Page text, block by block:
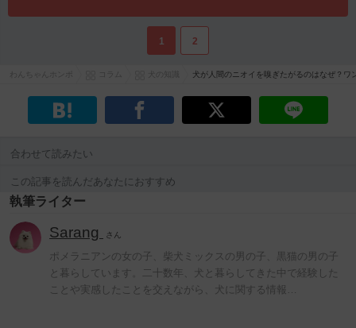
1 2
犬が人間のニオイを嗅ぎたがるのはなぜ？
合わせて読みたい
この記事を読んだあなたにおすすめ
執筆ライター
Sarang さん
ポメラニアンの女の子、柴犬ミックスの男の子、黒猫の男の子
と暮らしています。二十数年、犬と暮らしてきた中で経験した
ことや実感したことを交えながら、犬に関する情報…